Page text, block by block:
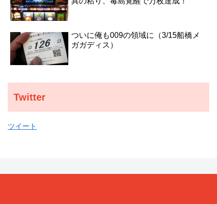
ついに俺も009の領域に（3/15船橋メ
ガガディス）
Twitter
ツイート